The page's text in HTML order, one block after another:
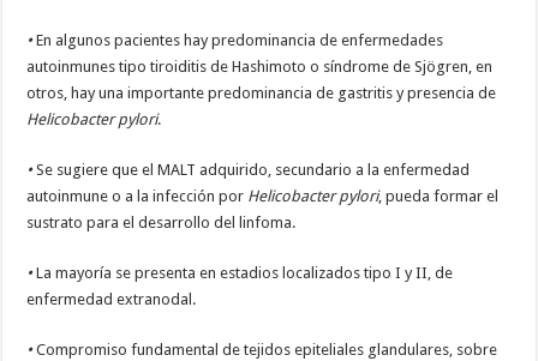
•En algunos pacientes hay predominancia de enfermedades
autoinmunes tipo tiroiditis de Hashimoto o síndrome de Sjögren, en
otros, hay una importante predominancia de gastritis y presencia de
Helicobacter pylori.
•Se sugiere que el MALT adquirido, secundario a la enfermedad
autoinmune o a la infección por Helicobacter pylori, pueda formar el
sustrato para el desarrollo del linfoma.
•La mayoría se presenta en estadios localizados tipo I y II, de
enfermedad extranodal.
•Compromiso fundamental de tejidos epiteliales glandulares, sobre